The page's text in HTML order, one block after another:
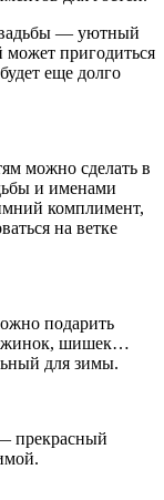
— уютный
пригодиться
еще долго
можно сделать в
и именами
комплимент,
на ветке
подарить
шишек…
для зимы.
прекрасный